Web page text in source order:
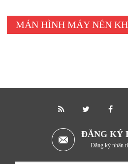
MÁN HÌNH MÁY NÉN
ĐĂNG KÝ
Đăng ký nhận